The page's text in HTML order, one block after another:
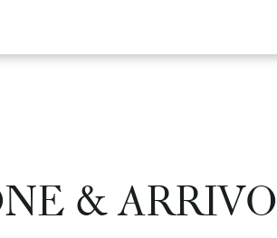
& ARRIVO